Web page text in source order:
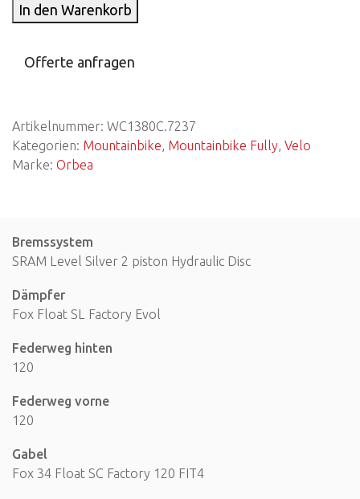
In den Warenkorb
Offerte anfragen
Artikelnummer: WC1380C.7237
Kategorien: Mountainbike, Mountainbike Fully, Velo
Marke: Orbea
Bremssystem
SRAM Level Silver 2 piston Hydraulic Disc
Dämpfer
Fox Float SL Factory Evol
Federweg hinten
120
Federweg vorne
120
Gabel
Fox 34 Float SC Factory 120 FIT4